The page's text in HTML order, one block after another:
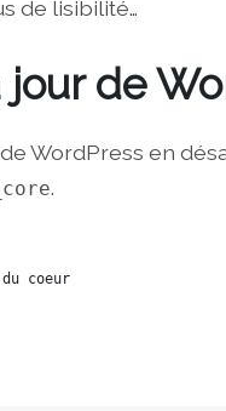
de lisibilité…
de
WordPress en
.
coeur